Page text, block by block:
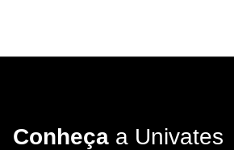
Conheça a Univates